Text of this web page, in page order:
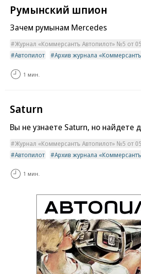
Румынский шпион
Зачем румынам Mercedes
Журнал «Коммерсантъ Автопилот» №5 от
Автопилот
Архив журнала
1 мин.
Saturn
Вы не узнаете Saturn, но найдете
Журнал «Коммерсантъ Автопилот» №5 от
Автопилот
Архив журнала
1 мин.